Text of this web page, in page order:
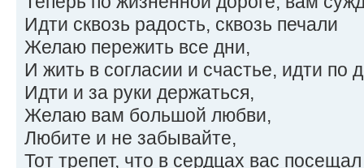
Идти сквозь радость, сквозь печали
Желаю пережить все дни,
И жить в согласии и счастье, идти по
Идти и за руки держаться,
Желаю вам большой любви,
Любите и не забывайте,
Тот трепет, что в сердцах вас посещал